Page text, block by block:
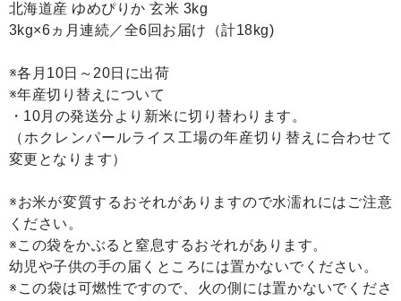
北海道産 ゆめぴりか 玄米 3kg
3kg×6ヵ月連続／全6回お届け（計18kg)
※各月10日～20日に出荷
※年産切り替えについて
・10月の発送分より新米に切り替わります。
（ホクレンパールライス工場の年産切り替えに合わせて
変更となります）
※お米が変質するおそれがありますので水濡れにはご注意
ください。
※この袋をかぶると窒息するおそれがあります。
幼児や子供の手の届くところには置かないでください。
※この袋は可燃性ですので、火の側には置かないでくださ